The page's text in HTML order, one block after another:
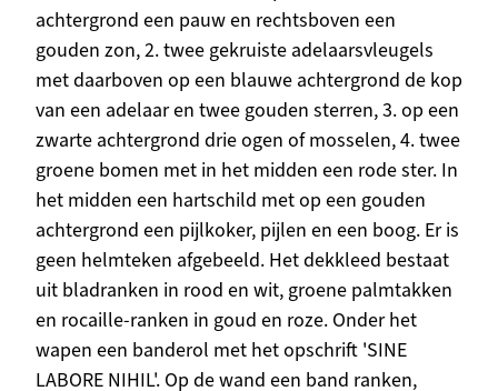
achtergrond een pauw en rechtsboven een
gouden zon, 2. twee gekruiste adelaarsvleugels
met daarboven op een blauwe achtergrond de kop
van een adelaar en twee gouden sterren, 3. op een
zwarte achtergrond drie ogen of mosselen, 4. twee
groene bomen met in het midden een rode ster. In
het midden een hartschild met op een gouden
achtergrond een pijlkoker, pijlen en een boog. Er is
geen helmteken afgebeeld. Het dekkleed bestaat
uit bladranken in rood en wit, groene palmtakken
en rocaille-ranken in goud en roze. Onder het
wapen een banderol met het opschrift 'SINE
LABORE NIHIL'. Op de wand een band ranken,